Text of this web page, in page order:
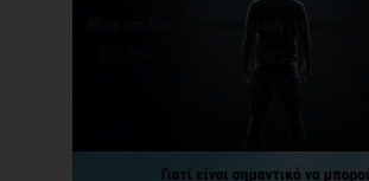
Οι άνθρωποι έχουν
θέλουν να προ[...]